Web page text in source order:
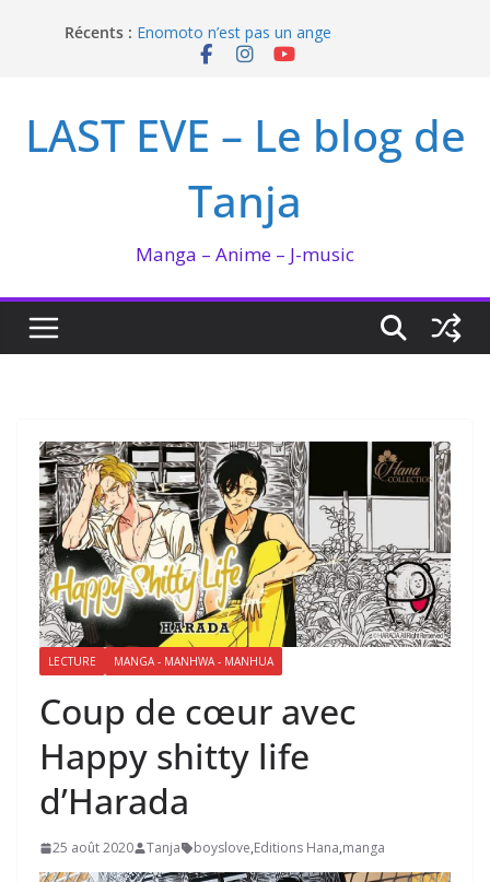
Récents : Enomoto n’est pas un ange
QUEEN BEE enflamme le Bataclan
I’m not in love de Zeniko Sumiya
LAST EVE – Le blog de
Tanja
Manga – Anime – J-music
LECTURE MANGA - MANHWA - MANHUA
Coup de cœur avec
Happy shitty life
d’Harada
25 août 2020 Tanja boyslove,Editions Hana,manga